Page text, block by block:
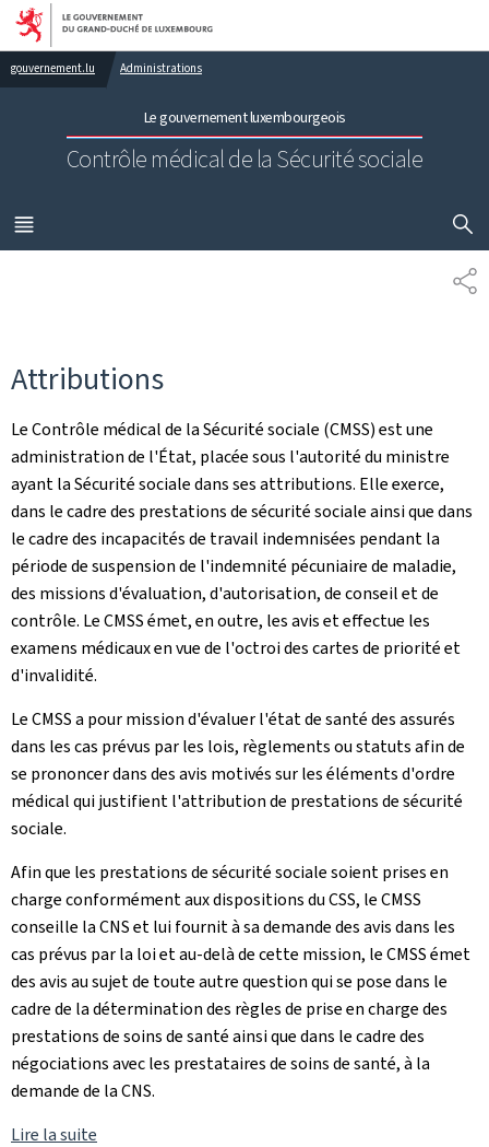
Aller au menu principal
Aller au contenu
gouvernement.lu Administrations
Le gouvernement luxembourgeois
Contrôle médical de la Sécurité sociale
MENU
PRINCIPAL
Attributions
Le Contrôle médical de la Sécurité sociale (CMSS) est une
administration de l'État, placée sous l'autorité du ministre
ayant la Sécurité sociale dans ses attributions. Elle exerce,
dans le cadre des prestations de sécurité sociale ainsi que dans
le cadre des incapacités de travail indemnisées pendant la
période de suspension de l'indemnité pécuniaire de maladie,
des missions d'évaluation, d'autorisation, de conseil et de
contrôle. Le CMSS émet, en outre, les avis et effectue les
examens médicaux en vue de l'octroi des cartes de priorité et
d'invalidité.
Le CMSS a pour mission d'évaluer l'état de santé des assurés
dans les cas prévus par les lois, règlements ou statuts afin de
se prononcer dans des avis motivés sur les éléments d'ordre
médical qui justifient l'attribution de prestations de sécurité
sociale.
Afin que les prestations de sécurité sociale soient prises en
charge conformément aux dispositions du CSS, le CMSS
conseille la CNS et lui fournit à sa demande des avis dans les
cas prévus par la loi et au-delà de cette mission, le CMSS émet
des avis au sujet de toute autre question qui se pose dans le
cadre de la détermination des règles de prise en charge des
prestations de soins de santé ainsi que dans le cadre des
négociations avec les prestataires de soins de santé, à la
demande de la CNS.
Lire la suite